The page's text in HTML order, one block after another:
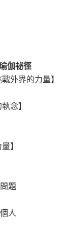
伽祕徑
外界的力量】
念】
】
題
人